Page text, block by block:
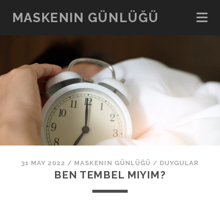
MASKENIN GÜNLÜĞÜ
31 MAY 2022 / MASKENIN GÜNLÜĞÜ / DUYGULAR
BEN TEMBEL MIYIM?